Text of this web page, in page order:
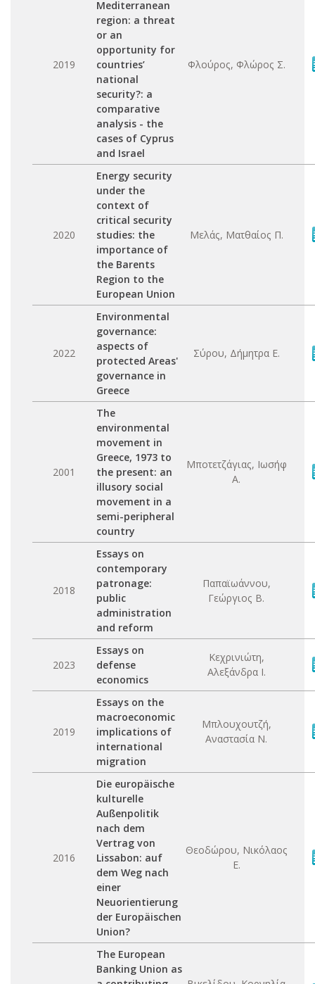
2019
Mediterranean
region: a threat
or an
opportunity for
countries’
national
security?: a
comparative
analysis - the
cases of Cyprus
and Israel
Φλούρος, Φλώρος Σ.
2020
Energy security
under the
context of
critical security
studies: the
importance of
the Barents
Region to the
European Union
Μελάς, Ματθαίος Π.
2022
Environmental
governance:
aspects of
protected Areas'
governance in
Greece
Σύρου, Δήμητρα Ε.
2001
The
environmental
movement in
Greece, 1973 to
the present: an
illusory social
movement in a
semi-peripheral
country
Μποτετζάγιας, Ιωσήφ
Α.
2018
Essays on
contemporary
patronage:
public
administration
and reform
Παπαϊωάννου,
Γεώργιος Β.
2023
Essays on
defense
economics
Κεχρινιώτη,
Αλεξάνδρα Ι.
2019
Essays on the
macroeconomic
implications of
international
migration
Μπλουχουτζή,
Αναστασία Ν.
2016
Die europäische
kulturelle
Außenpolitik
nach dem
Vertrag von
Lissabon: auf
dem Weg nach
einer
Neuorientierung
der Europäischen
Union?
Θεοδώρου, Νικόλαος
Ε.
The European
Banking Union as